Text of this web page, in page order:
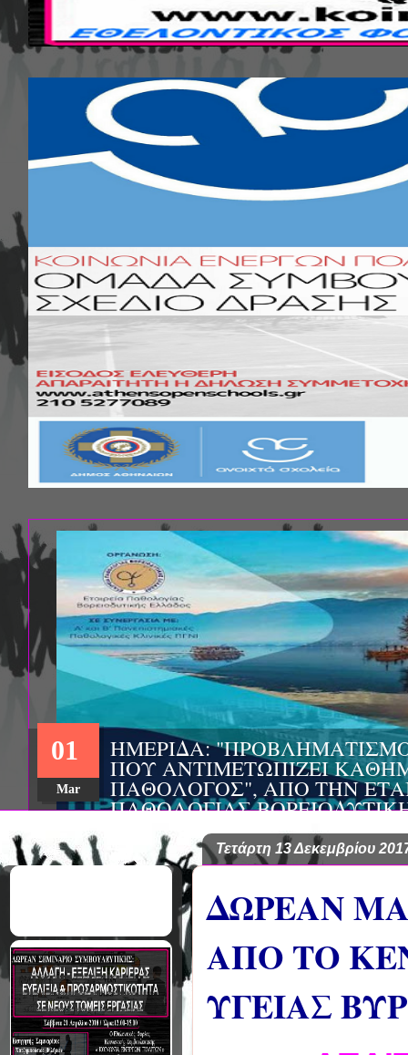
ΗΜΕΡΙΔΑ:
ΠΟΥ ΑΝΤΙΜΕΤΩΠΙΖΕΙ
ΠΑΘΟΛΟΓΟΣ", ΑΠΟ ΤΗΝ
ΠΑΘΟΛΟΓΙΑΣ
ΤΙΣ Α' & Β'
ΚΛΙΝΙΚΕΣ ΠΓΝΙ
01
Mar
Τετάρτη 13 Δεκεμβρίου
ΔΩΡΕΑΝ
ΑΠΟ ΤΟ
ΥΓΕΙΑΣ